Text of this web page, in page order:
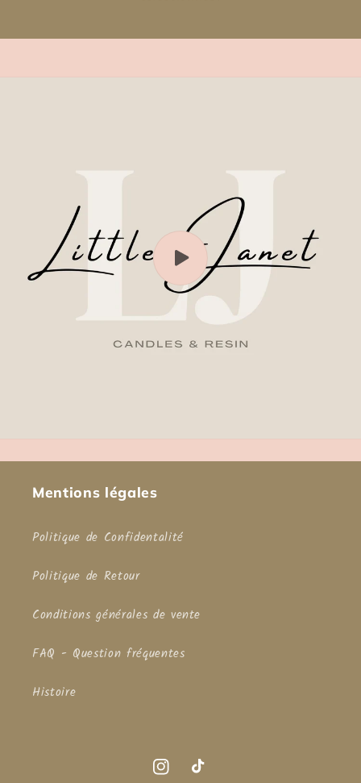
Mentions légales
Politique de Confidentalité
Politique de Retour
Conditions générales de vente
FAQ - Question fréquentes
Histoire
InstagramTikTok